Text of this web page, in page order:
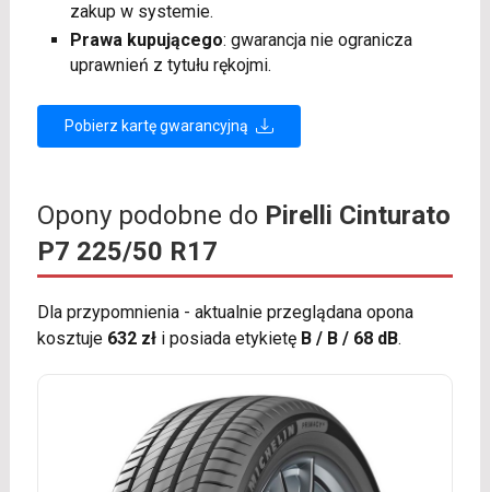
zakup w systemie.
Prawa kupującego: gwarancja nie ogranicza
uprawnień z tytułu rękojmi.
Pobierz kartę gwarancyjną
Opony podobne do Pirelli Cinturato
P7 225/50 R17
Dla przypomnienia - aktualnie przeglądana opona
kosztuje 632 złi posiada etykietę B / B / 68 dB.